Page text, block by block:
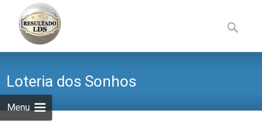
Menu
to
content
por:
Loteria dos Sonhos